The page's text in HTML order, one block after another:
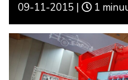
09-11-2015 | 1